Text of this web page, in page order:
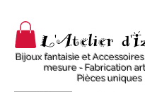
L'Atelier
Bijoux fantaisie et
mesure - Fabrication
Pièces uniques